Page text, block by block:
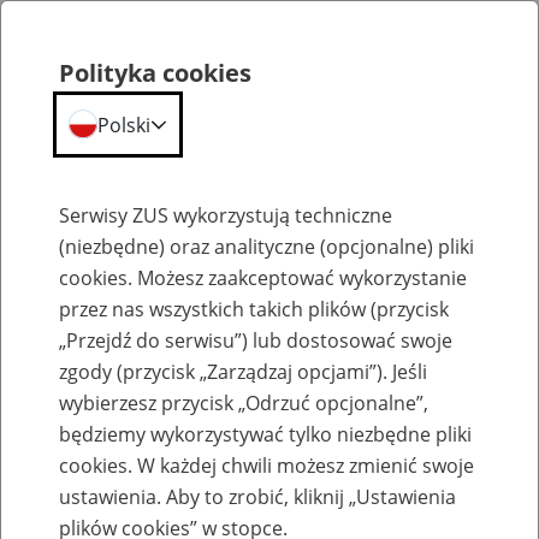
Emerytury
Baza zlikwidowanych lub
przekształconych zakładów pracy
Polityka cookies
Polski
Serwisy ZUS wykorzystują techniczne
(niezbędne) oraz analityczne (opcjonalne) pliki
cookies. Możesz zaakceptować wykorzystanie
przez nas wszystkich takich plików (przycisk
„Przejdź do serwisu”) lub dostosować swoje
zgody (przycisk „Zarządzaj opcjami”). Jeśli
wybierzesz przycisk „Odrzuć opcjonalne”,
będziemy wykorzystywać tylko niezbędne pliki
cookies. W każdej chwili możesz zmienić swoje
ustawienia. Aby to zrobić, kliknij „Ustawienia
plików cookies” w stopce.